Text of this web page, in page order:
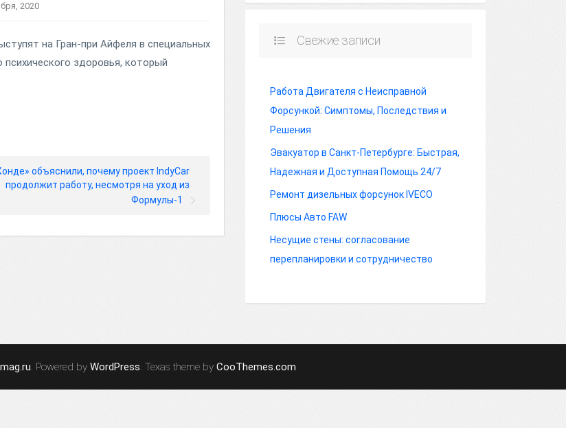
2020
на Гран-при Айфеля в специальных
здоровья, который
объяснили, почему проект IndyCar
продолжит работу, несмотря на уход из
Формулы-1
Свежие записи
Работа Двигателя с Неисправной
Форсункой: Симптомы, Последствия и
Решения
Эвакуатор в Санкт-Петербурге: Быстрая,
Надежная и Доступная Помощь 24/7
Ремонт дизельных форсунок IVECO
Плюсы Авто FAW
Несущие стены: согласование
перепланировки и сотрудничество
. Powered by WordPress. Texas theme by CooThemes.com